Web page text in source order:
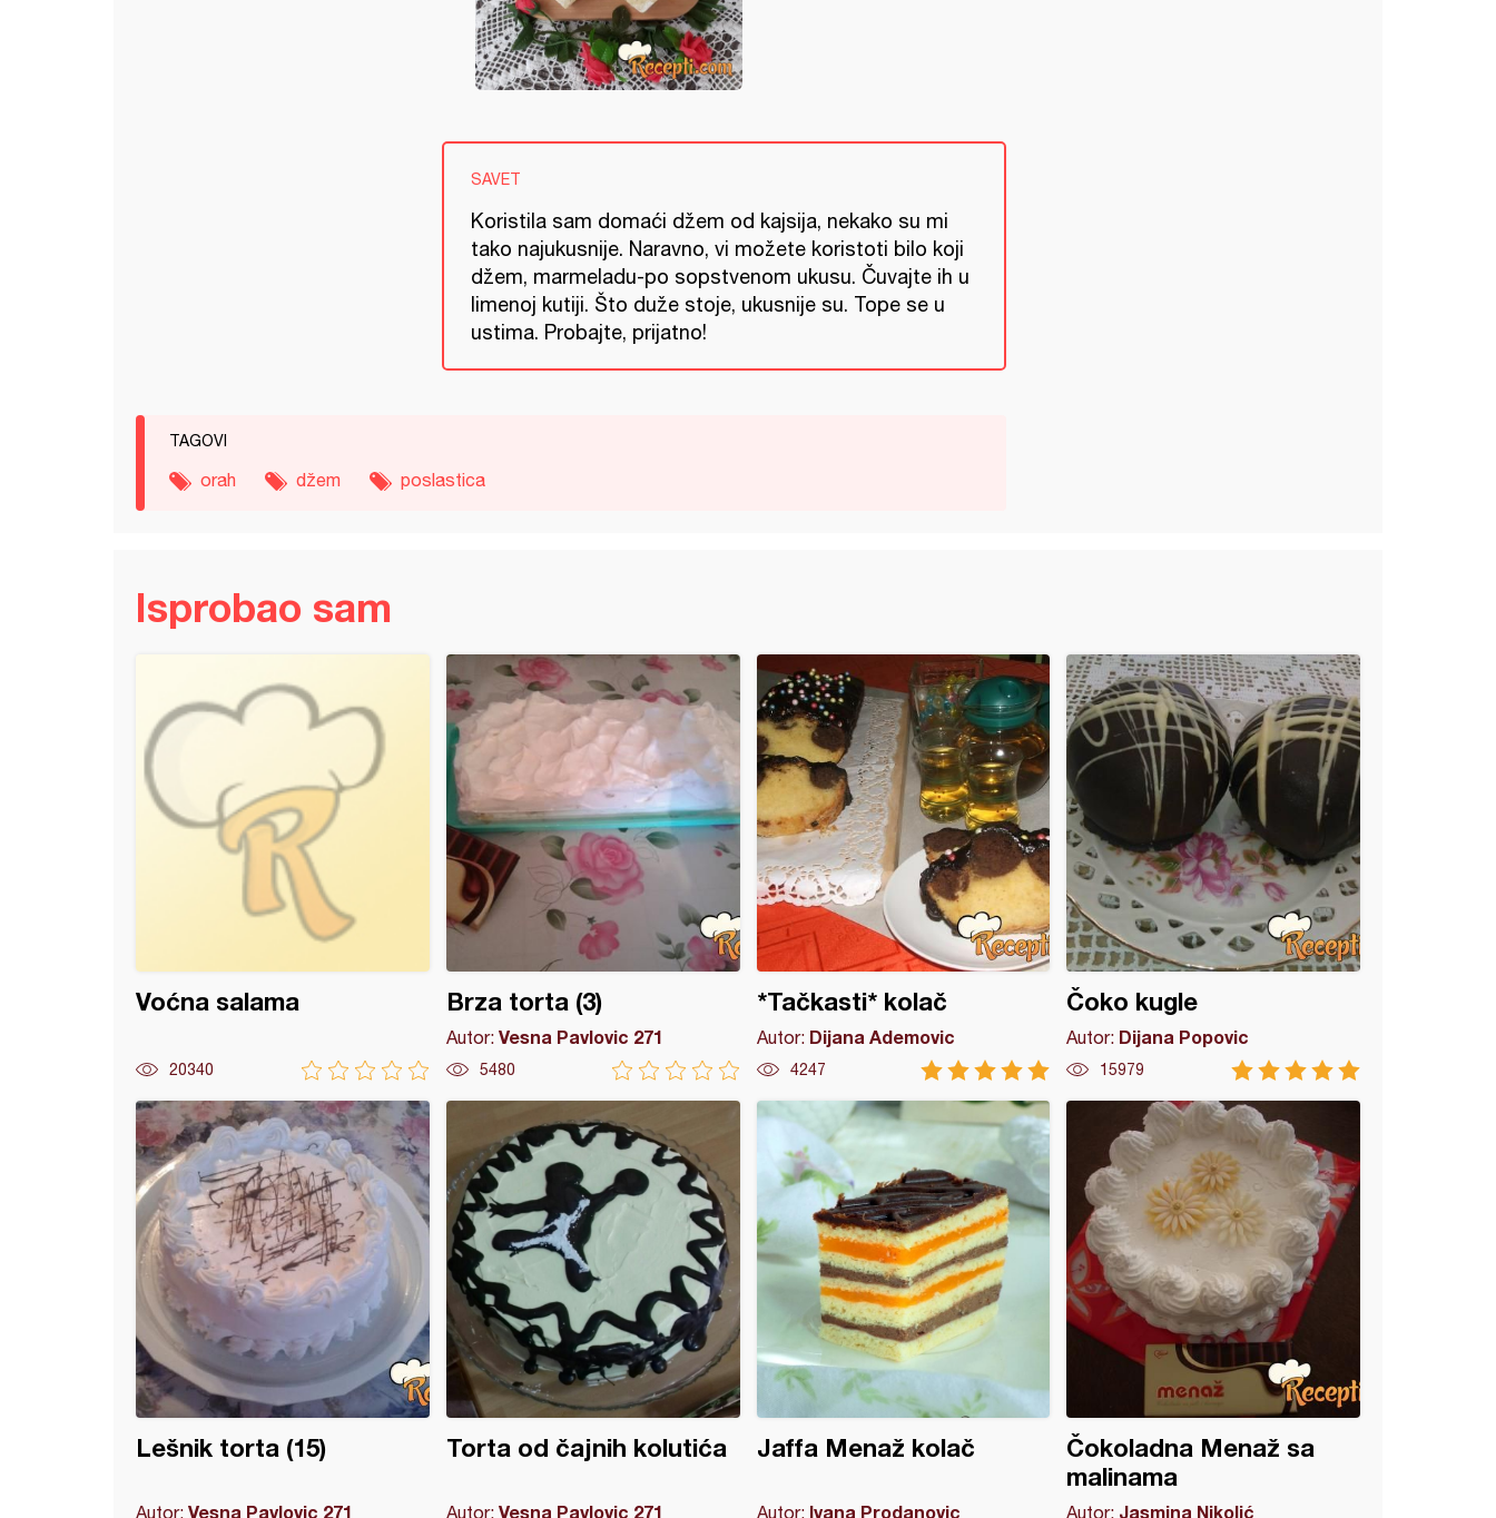
SAVET
Koristila sam domaći džem od kajsija, nekako su mi
tako najukusnije. Naravno, vi možete koristoti bilo koji
džem, marmeladu-po sopstvenom ukusu. Čuvajte ih u
limenoj kutiji. Što duže stoje, ukusnije su. Tope se u
ustima. Probajte, prijatno!
TAGOVI
orah džem poslastica
Isprobao sam
Voćna salama
20340
Brza torta (3)
Autor: Vesna Pavlovic 271
5480
*Tačkasti* kolač
Autor: Dijana Ademovic
4247
Čoko kugle
Autor: Dijana Popovic
15979
Lešnik torta (15)
Autor: Vesna Pavlovic 271
Torta od čajnih kolutića
Autor: Vesna Pavlovic 271
Jaffa Menaž kolač
Autor: Ivana Prodanovic
Čokoladna Menaž sa
malinama
Autor: Jasmina Nikolić
Menaž sa malinama